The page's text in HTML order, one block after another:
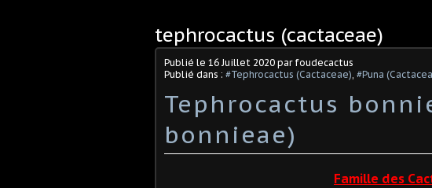
tephrocactus (cactaceae)
Publié le 16 Juillet 2020 par foudecactus
Publié dans : #Tephrocactus (Cactaceae) #Puna
Tephrocactus
bonnieae)
Famille des